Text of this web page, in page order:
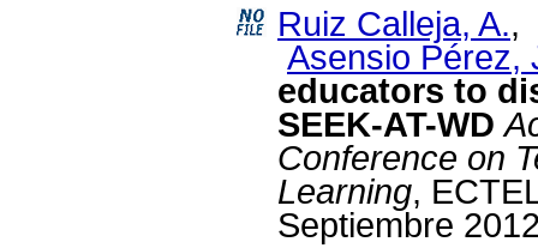
Ruiz Calleja, A.,
Asensio Pérez,
educators to
SEEK-AT-WD
Conference on
Learning,
Septiembre